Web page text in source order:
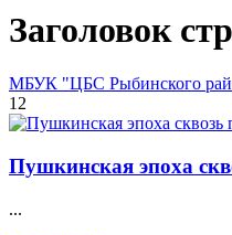
Заголовок
МБУК "ЦБС Рыбинского
12
Пушкинская эпоха
...